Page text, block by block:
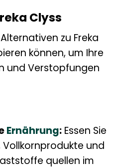
Clyss
zu Freka
können, um Ihre
und Verstopfungen
Ernährung:Essen Sie
Vollkornprodukte und
quellen im